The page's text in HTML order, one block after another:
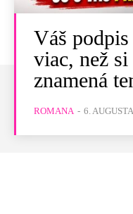
Váš
viac, než
znamená
ROMANA - 6.